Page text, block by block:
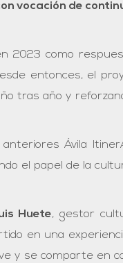
vocación de
2023 como
entonces, el
tras año y
Ávila
el papel de la
Huete, gestor
en una
y se comparte en